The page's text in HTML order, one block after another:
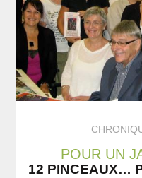
POUR UN
12 PINCEAUX…